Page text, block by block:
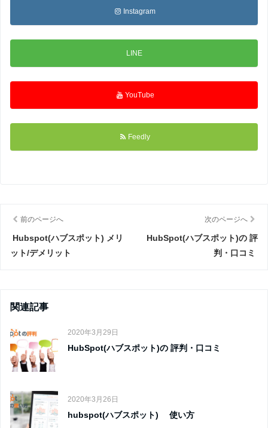
Instagram
LINE
YouTube
Feedly
前のページへ
Hubspot(ハブスポット) メリ
ット/デメリット
次のページへ
HubSpot(ハブスポット)の 評
判・口コミ
関連記事
2020年3月29日
HubSpot(ハブスポット)の 評判・口コミ
2020年3月26日
hubspot(ハブスポット) 使い方